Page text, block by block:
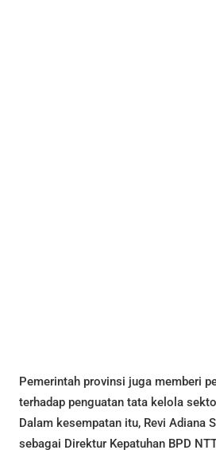
Pemerintah provinsi juga memberi
terhadap penguatan tata kelola
Dalam kesempatan itu, Revi Adiana
sebagai Direktur Kepatuhan BPD